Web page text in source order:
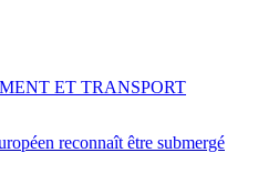
reconnaît être submergé
ET TRANSPORT